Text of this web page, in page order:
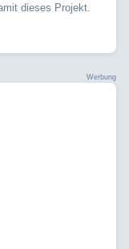
dieses Projekt.
Werbung